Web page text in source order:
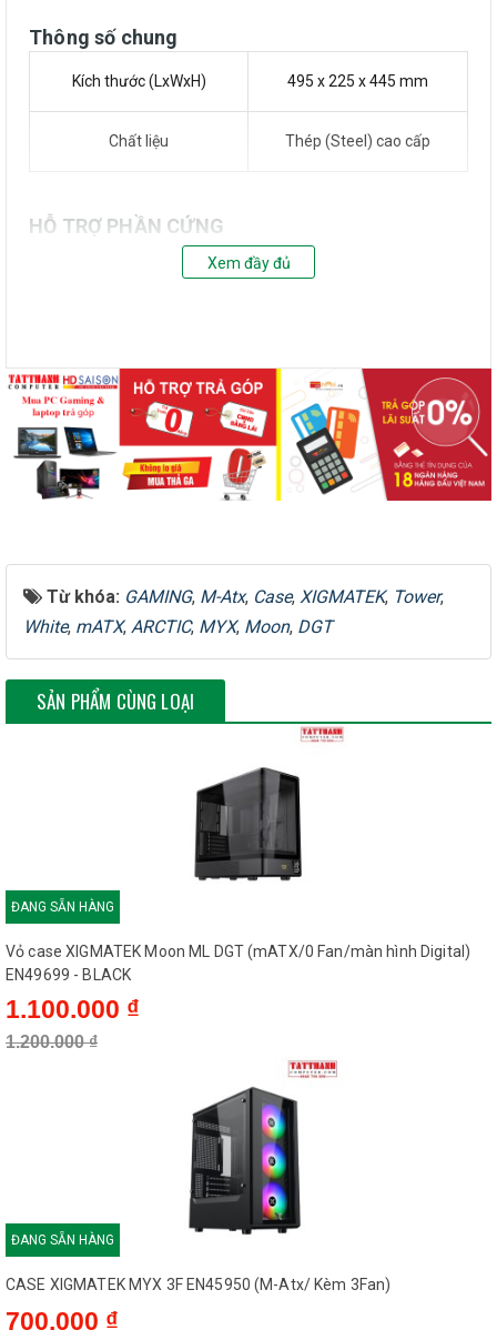
Thông số chung
Kích thước (LxWxH) 495 x 225 x 445 mm
Chất liệu Thép (Steel) cao cấp
HỖ TRỢ PHẦN CỨNG
Hỗ trợ bộ nguồn Standard PS2 ATX PSU
KHE CẮM LƯU TRỮ
SSD Bracket
HỆ THỐNG TẢN NHIỆT
Hỗ trợ Quạt (Fan)
Hỗ trợ Tản nhiệt nước
(Radiator)
GIỚI HẠN KÍCH THƯỚC
420 mm (Phù hợp cho các
dòng VGA 3 quạt cỡ lớn)
Chiều cao tản nhiệt CPU
Chiều dài bộ nguồn (PSU)
CỔNG KẾT NỐI (I/O)
Xem đầy đủ
Từ khóa: GAMING, M-Atx, Case, XIGMATEK, Tower,
White, mATX, ARCTIC, MYX, Moon, DGT
SẢN PHẨM CÙNG LOẠI
ĐANG SẴN HÀNG
Vỏ case XIGMATEK Moon ML DGT (mATX/0 Fan/màn hình Digital)
EN49699 - BLACK
1.100.000 ₫
1.200.000 ₫
ĐANG SẴN HÀNG
CASE XIGMATEK MYX 3F EN45950 (M-Atx/ Kèm 3Fan)
700.000 ₫